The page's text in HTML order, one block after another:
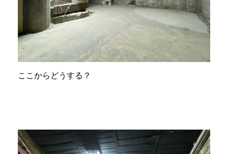
ここからどうする？